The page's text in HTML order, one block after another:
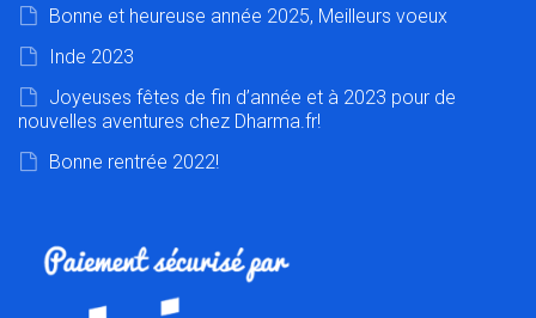
Bonne et heureuse année 2025, Meilleurs voeux
Inde 2023
Joyeuses fêtes de fin d’année et à 2023 pour de
nouvelles aventures chez Dharma.fr!
Bonne rentrée 2022!